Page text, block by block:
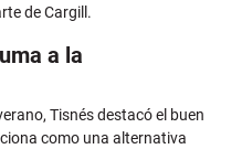
de Cargill.
a la
Tisnés destacó el buen
como una alternativa